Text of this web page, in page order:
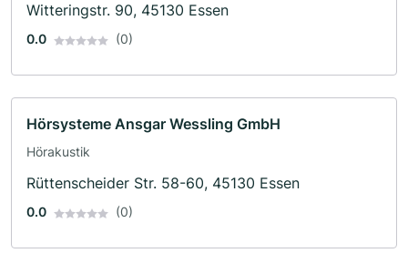
Witteringstr. 90, 45130 Essen
0.0 (0)
Hörsysteme Ansgar Wessling GmbH
Hörakustik
Rüttenscheider Str. 58-60, 45130 Essen
0.0 (0)